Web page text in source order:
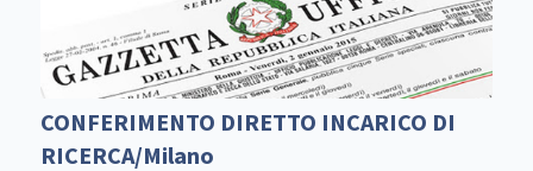
CONFERIMENTO DIRETTO INCARICO DI
RICERCA/Milano